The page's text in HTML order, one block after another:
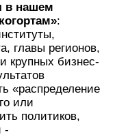
в нашем
:
главы регионов,
крупных бизнес-
«распределение
или
политиков,
-